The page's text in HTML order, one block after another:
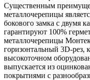
Существенным
металлочерепицы
бокового замка с двумя
гарантируют 100%
металлочерепицы
горизонтальный 3D-рез,
высокоточном
выпускается из
покрытиями с